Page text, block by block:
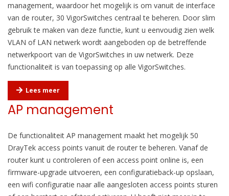
management, waardoor het mogelijk is om vanuit de interface
van de router, 30 VigorSwitches centraal te beheren. Door slim
gebruik te maken van deze functie, kunt u eenvoudig zien welk
VLAN of LAN netwerk wordt aangeboden op de betreffende
netwerkpoort van de VigorSwitches in uw netwerk. Deze
functionaliteit is van toepassing op alle VigorSwitches.
Lees meer
AP management
De functionaliteit AP management maakt het mogelijk 50
DrayTek access points vanuit de router te beheren. Vanaf de
router kunt u controleren of een access point online is, een
firmware-upgrade uitvoeren, een configuratieback-up opslaan,
een wifi configuratie naar alle aangesloten access points sturen